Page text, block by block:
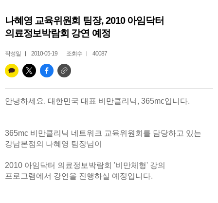
나혜영 교육위원회 팀장, 2010 아임닥터
의료정보박람회 강연 예정
작성일 2010-05-19 조회수 40087
안녕하세요. 대한민국 대표 비만클리닉, 365mc입니다.
365mc 비만클리닉 네트워크 교육위원회를 담당하고 있는
강남본점의 나혜영 팀장님이
2010 아임닥터 의료정보박람회 '비만체형' 강의
프로그램에서 강연을 진행하실 예정입니다.